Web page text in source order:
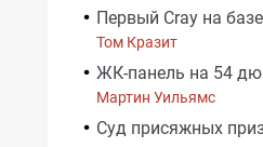
Первый Cray на
Том Кразит
ЖК-панель на 54
Мартин Уильямс
Суд присяжных